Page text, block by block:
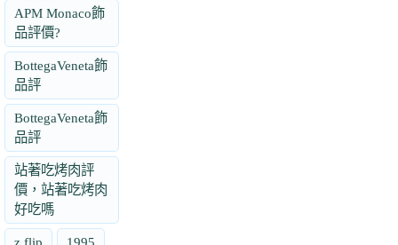
APM Monaco飾
品評價?
BottegaVeneta飾
品評
BottegaVeneta飾
品評
站著吃烤肉評
價，站著吃烤肉
好吃嗎